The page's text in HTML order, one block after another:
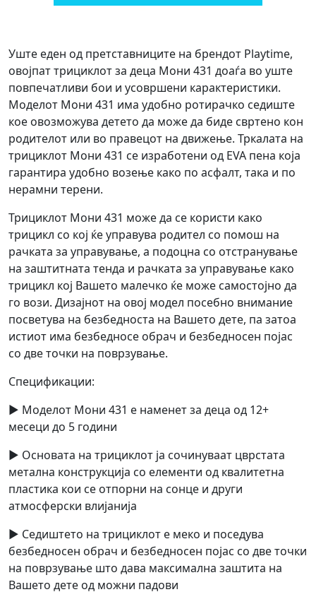
Уште еден од претставниците на брендот Playtime,
овојпат трициклот за деца Мони 431 доаѓа во уште
повпечатливи бои и усовршени карактеристики.
Моделот Мони 431 има удобно ротирачко седиште
кое овозможува детето да може да биде свртено кон
родителот или во правецот на движење. Тркалата на
трициклот Мони 431 се изработени од EVA пена која
гарантира удобно возење како по асфалт, така и по
нерамни терени.
Трициклот Мони 431 може да се користи како
трицикл со кој ќе управува родител со помош на
рачката за управување, а подоцна со отстранување
на заштитната тенда и рачката за управување како
трицикл кој Вашето малечко ќе може самостојно да
го вози. Дизајнот на овој модел посебно внимание
посветува на безбедноста на Вашето дете, па затоа
истиот има безбедносе обрач и безбедносен појас
со две точки на поврзување.
Спецификации:
► Моделот Мони 431 е наменет за деца од 12+
месеци до 5 години
► Основата на трициклот ја сочинуваат цврстата
метална конструкција со елементи од квалитетна
пластика кои се отпорни на сонце и други
атмосферски влијанија
► Седиштето на трициклот е меко и поседува
безбедносен обрач и безбедносен појас со две точки
на поврзување што дава максимална заштита на
Вашето дете од можни падови